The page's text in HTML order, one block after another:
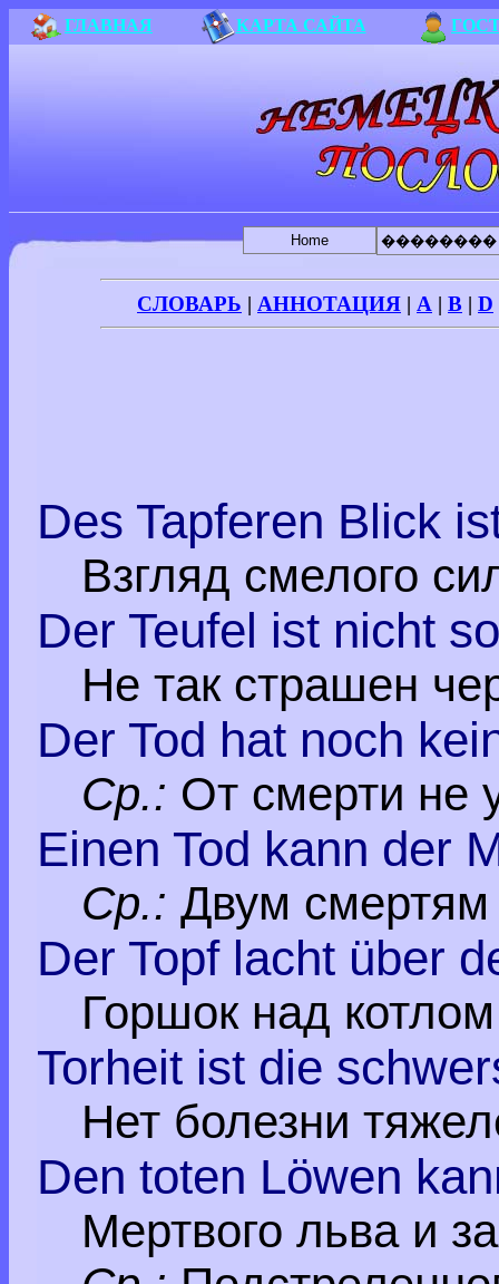
ГЛАВНАЯ КАРТА САЙТА
Home ��������
СЛОВАРЬ | АННОТАЦИЯ | A | B | D
Des Tapferen Blick
Взгляд смелого
Der Teufel ist nicht
Не так страшен
Der Tod hat noch
Ср.: От смерти не
Einen Tod kann der
Ср.: Двум смертям
Der Topf lacht über
Горшок над
Torheit ist die
Нет болезни
Den toten Löwen
Мертвого льва и